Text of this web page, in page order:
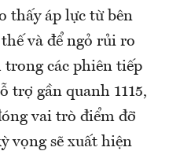
thấy áp lực từ bên
và để ngỏ rủi ro
các phiên tiếp
trợ gần quanh 1115,
vai trò điểm đỡ
vọng sẽ xuất hiện